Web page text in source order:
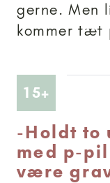
gerne. Men
kommer tæt
15+
-Holdt to
med p-
være